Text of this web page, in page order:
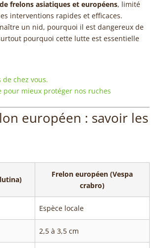
frelons asiatiques et européens, limité
interventions rapides et efficaces.
un nid, pourquoi il est dangereux de
pourquoi cette lutte est essentielle
chez vous.
pour mieux protéger nos ruches
européen : savoir les
Frelon européen (Vespa
crabro)
Espèce locale
2,5 à 3,5 cm